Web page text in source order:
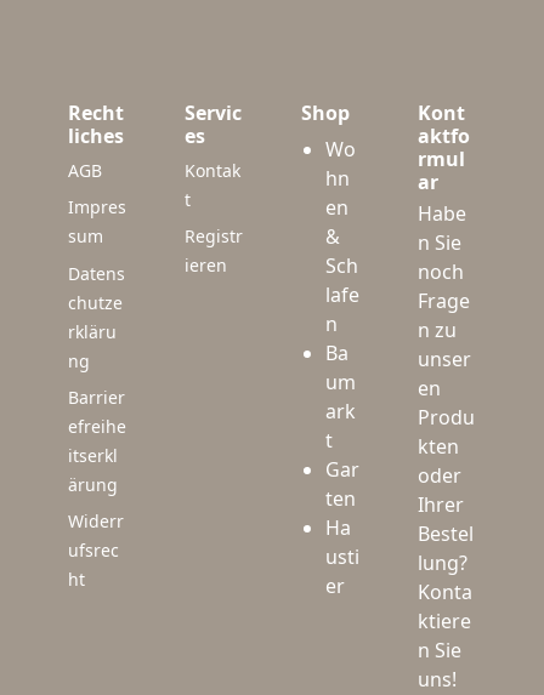
Recht
liches
AGB
Impres
sum
Datens
chutze
rkläru
ng
Barrier
efreihe
itserkl
ärung
Widerr
ufsrec
ht
Servic
es
Kontak
t
Registr
ieren
Shop
Wo
hn
en
&
Sch
lafe
n
Ba
um
ark
t
Gar
ten
Ha
usti
er
Kont
aktfo
rmul
ar
Habe
n Sie
noch
Frage
n zu
unser
en
Produ
kten
oder
Ihrer
Bestel
lung?
Konta
ktiere
n Sie
uns!